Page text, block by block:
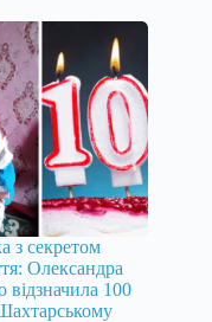
з секретом
Олександра
100